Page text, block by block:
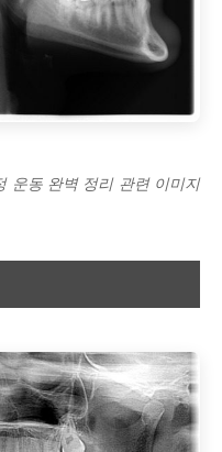
운동 완벽 정리 관련 이미지